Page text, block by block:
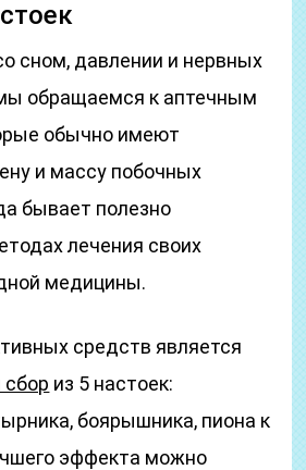
сном, давлении и нервных
обращаемся к аптечным
обычно имеют
и массу побочных
бывает полезно
лечения своих
медицины.
средств является
сбор из 5 настоек:
боярышника, пиона к
эффекта можно